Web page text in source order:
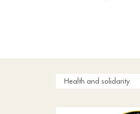
Health and solidarity